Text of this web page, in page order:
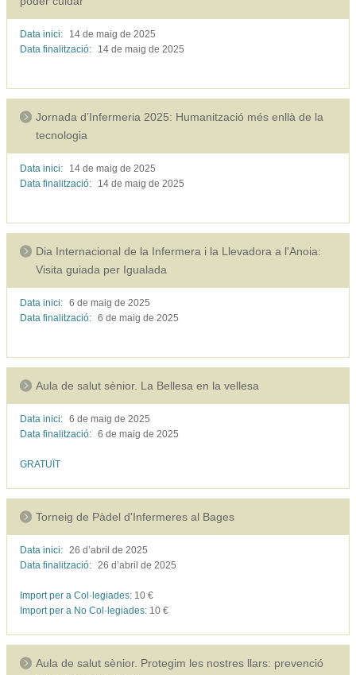
Data inici: 14 de maig de 2025
Data finalització:
14 de maig de 2025
Jornada d’Infermeria 2025: Humanització més enllà de la
tecnologia
Data inici: 14 de maig de 2025
Data finalització:
14 de maig de 2025
Dia Internacional de la Infermera i la Llevadora a l'Anoia:
Visita guiada per Igualada
Data inici: 6 de maig de 2025
Data finalització: 6 de maig de 2025
Aula de salut sènior. La Bellesa en la vellesa
Data inici: 6 de maig de 2025
Data finalització: 6 de maig de 2025
GRATUÏT
Torneig de Pàdel d'Infermeres al Bages
Data inici: 26 d’abril de 2025
Data finalització: 26 d’abril de 2025
Import per a Col·legiades: 10 €
Import per a No Col·legiades: 10 €
Aula de salut sènior. Protegim les nostres llars: prevenció